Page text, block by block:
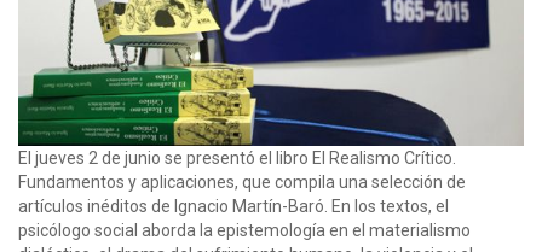
El jueves 2 de junio se presentó el libro El Realismo Crítico.
Fundamentos y aplicaciones, que compila una selección de
artículos inéditos de Ignacio Martín-Baró. En los textos, el
psicólogo social aborda la epistemología en el materialismo